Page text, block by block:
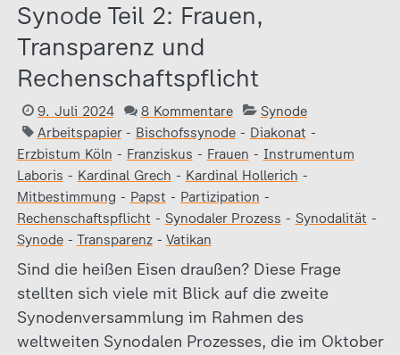
Synode Teil 2: Frauen,
Transparenz und
Rechenschaftspflicht
9. Juli 2024 8 Kommentare
Synode
Arbeitspapier- Bischofssynode- Diakonat -
Erzbistum Köln - Franziskus - Frauen - Instrumentum
Laboris - Kardinal Grech - Kardinal Hollerich -
Mitbestimmung - Papst - Partizipation -
Rechenschaftspflicht - Synodaler Prozess - Synodalität -
Synode- Transparenz- Vatikan
Sind die heißen Eisen draußen? Diese Frage
stellten sich viele mit Blick auf die zweite
Synodenversammlung im Rahmen des
weltweiten Synodalen Prozesses, die im Oktober